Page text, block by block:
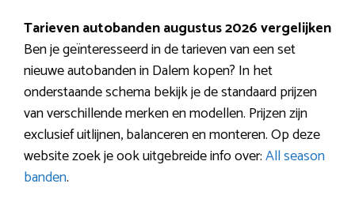
Tarieven autobanden augustus 2026 vergelijken
Ben je geïnteresseerd in de tarieven van een set
nieuwe autobanden in Dalem kopen? In het
onderstaande schema bekijk je de standaard prijzen
van verschillende merken en modellen. Prijzen zijn
exclusief uitlijnen, balanceren en monteren. Op deze
website zoek je ook uitgebreide info over:All season
banden.